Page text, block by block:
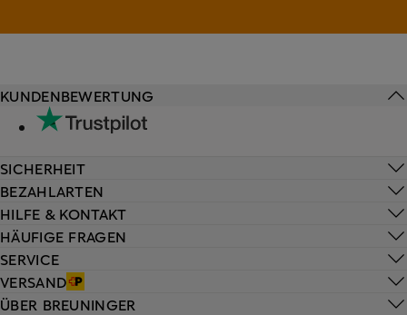
HILFE & KONTAKT
HÄUFIGE FRAGEN
SERVICE
VERSAND
KUNDENBEWERTUNG
SICHERHEIT
BEZAHLARTEN
ÜBER BREUNINGER